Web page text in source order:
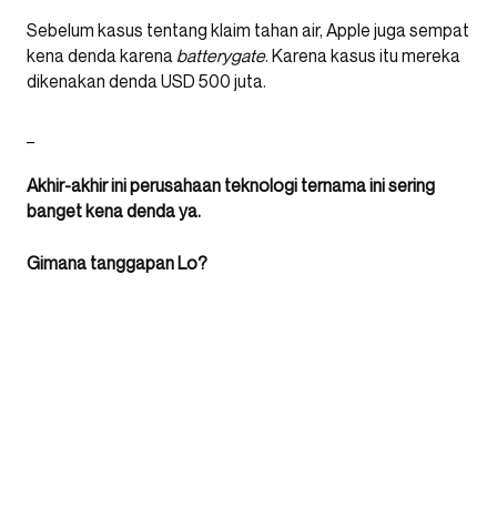
Sebelum kasus tentang klaim tahan air, Apple juga sempat
kena denda karena batterygate. Karena kasus itu mereka
dikenakan denda USD 500 juta.
Akhir-akhir ini perusahaan teknologi ternama ini sering
banget kena denda ya.
Gimana tanggapan Lo?